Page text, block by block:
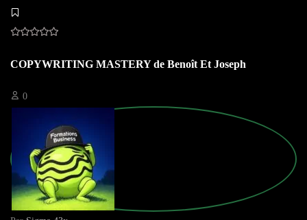
COPYWRITING MASTERY de Benoît Et Joseph
0